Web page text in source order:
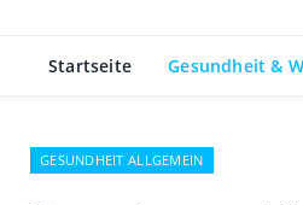
Startseite Gesundheit &
GESUNDHEIT ALLGEMEIN